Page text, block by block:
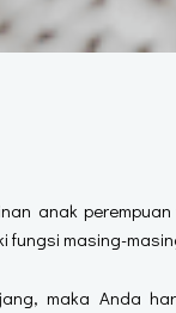
anak
masing-
maka Anda